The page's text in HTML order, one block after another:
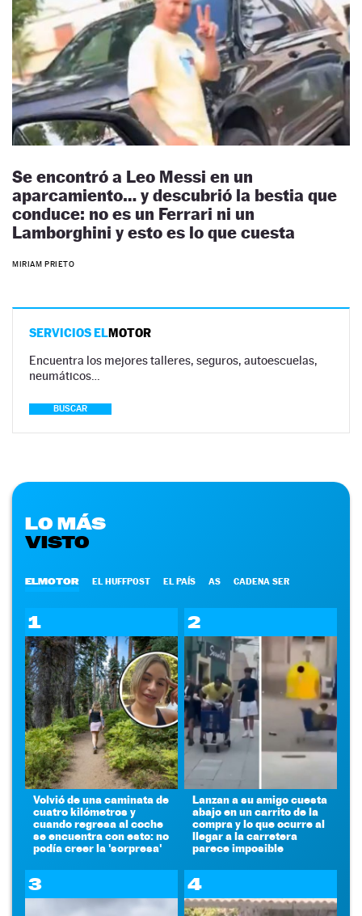
Se encontró a Leo Messi en un
aparcamiento… y descubrió la bestia que
conduce: no es un Ferrari ni un
Lamborghini y esto es lo que cuesta
MIRIAM PRIETO
SERVICIOS ELMOTOR
Encuentra los mejores talleres, seguros, autoescuelas,
neumáticos…
BUSCAR
LO MÁS
VISTO
ELMOTOR EL HUFFPOST EL PAÍS AS CADENA SER
1
Volvió de una caminata de
cuatro kilómetros y
cuando regresa al coche
se encuentra con esto: no
podía creer la 'sorpresa'
2
Lanzan a su amigo cuesta
abajo en un carrito de la
compra y lo que ocurre al
llegar a la carretera
parece imposible
3 4